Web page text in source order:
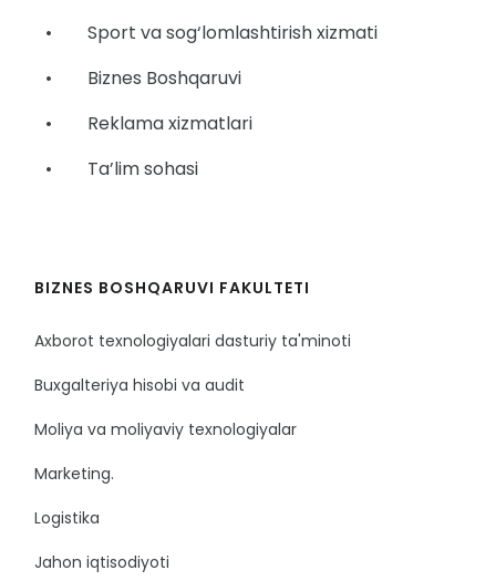
• Sport va sog‘lomlashtirish xizmati
• Biznes Boshqaruvi
• Reklama xizmatlari
• Ta’lim sohasi
BIZNES BOSHQARUVI FAKULTETI
Axborot texnologiyalari dasturiy ta'minoti
Buxgalteriya hisobi va audit
Moliya va moliyaviy texnologiyalar
Marketing.
Logistika
Jahon iqtisodiyoti